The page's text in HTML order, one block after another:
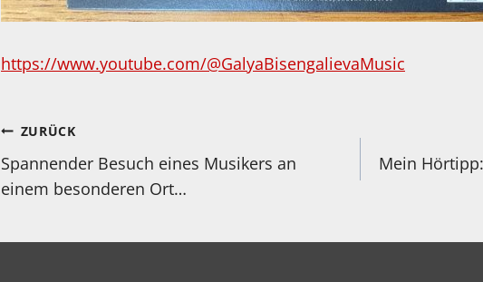
https://www.youtube.com/@GalyaBisengalievaMusic
Beitragsnavigation
ZURÜCK
Spannender Besuch eines Musikers an
einem besonderen Ort…
Mein